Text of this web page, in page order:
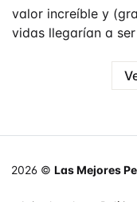
valor increíble y
vidas llegarían a
2026 © Las Mejores